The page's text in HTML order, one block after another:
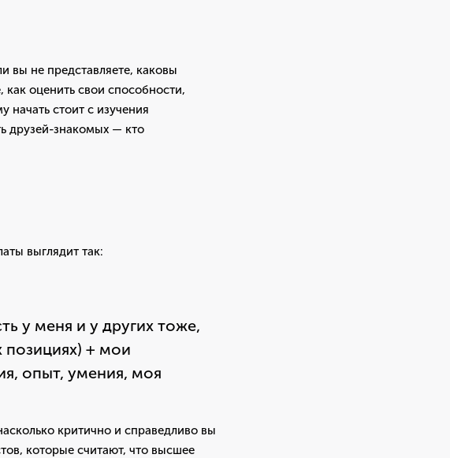
вы не представляете, каковы
оценить свои способности,
начать стоит с изучения
друзей-знакомых — кто
выглядит так:
у меня и у других тоже,
позициях) + мои
опыт, умения, моя
критично и справедливо вы
которые считают, что высшее